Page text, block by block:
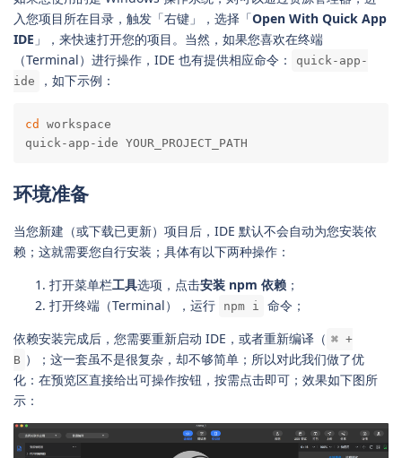
入您项目所在目录，触发「右键」，选择「Open With Quick App
IDE 」，来快速打开您的项目。当然，如果您喜欢在终端
（Terminal）进行操作，IDE 也有提供相应命令：
quick-app-
ide
，如下示例：
cd
workspace
quick-app-ide YOUR_PROJECT_PATH
环境准备
当您新建（或下载已更新）项目后，IDE 默认不会自动为您安装依
赖；这就需要您自行安装；具体有以下两种操作：
打开菜单栏工具选项，点击安装 npm 依赖 ；
打开终端（Terminal），运行
npm i
命令；
依赖安装完成后，您需要重新启动 IDE，或者重新编译（ ⌘ +
B ）；这一套虽不是很复杂，却不够简单；所以对此我们做了优
化：在预览区直接给出可操作按钮，按需点击即可；效果如下图所
示：